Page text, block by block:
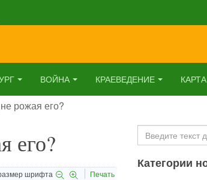
ВОЙНА КРАЕВЕДЕНИЕ КАРТА
рожая его?
его?
шрифта Печать
Искать...
Категории